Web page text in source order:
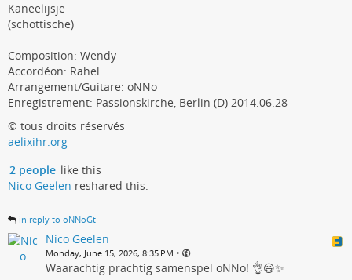
Kaneelijsje
(schottische)
Composition: Wendy
Accordéon: Rahel
Arrangement/Guitare: oNNo
Enregistrement: Passionskirche, Berlin (D) 2014.06.28
© tous droits réservés
aelixihr.org
2 people like this
Nico Geelen reshared this.
in reply to oNNoGt
Nico Geelen
Monday, June 15, 2026, 8:35 PM •
Waarachtig prachtig samenspel oNNo! 👌😃✨